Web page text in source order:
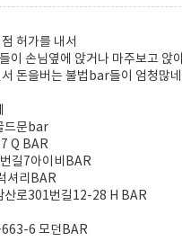
허가를 내서
이 손님옆에 앉거나 마주보고 앉
돈을버는 불법bar들이 엄청많
드문bar
Q BAR
길7아이비BAR
셔리BAR
산로301번길12-28 H BAR
663-6 모던BAR